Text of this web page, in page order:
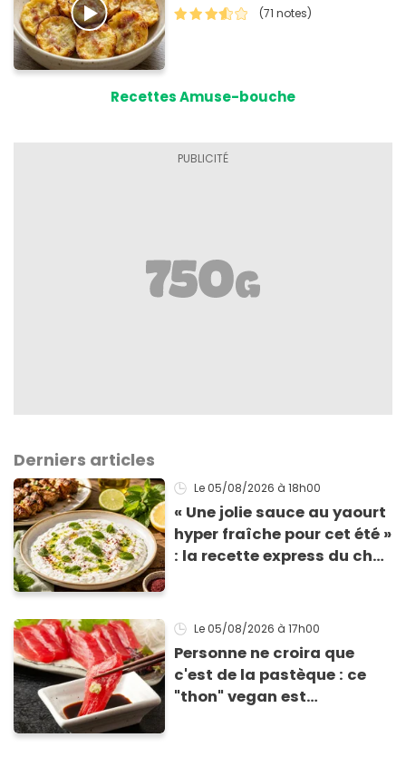
(71 notes)
Recettes Amuse-bouche
Derniers articles
Le 05/08/2026 à 18h00
« Une jolie sauce au yaourt
hyper fraîche pour cet été »
: la recette express du chef
grillades
Le 05/08/2026 à 17h00
Personne ne croira que
c'est de la pastèque : ce
"thon" vegan est